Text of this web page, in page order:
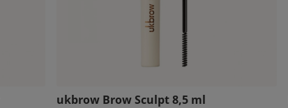
ukbrow Brow Sculpt 8,5 ml